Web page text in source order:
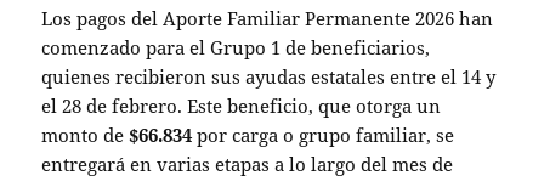
Los pagos del Aporte Familiar Permanente 2026 han
comenzado para el Grupo 1 de beneficiarios,
quienes recibieron sus ayudas estatales entre el 14 y
el 28 de febrero. Este beneficio, que otorga un
monto de$66.834 por carga o grupo familiar, se
entregará en varias etapas a lo largo del mes de